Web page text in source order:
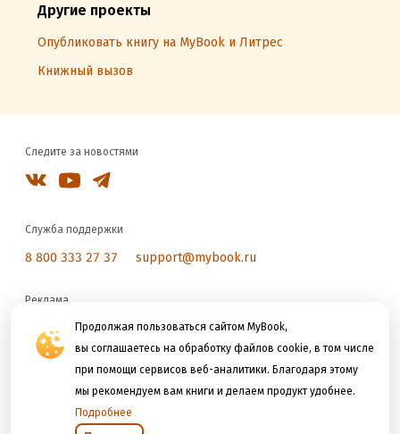
Продолжая пользоваться сайтом MyBook,
вы соглашаетесь на обработку файлов cookie, в том числе
при помощи сервисов веб-аналитики. Благодаря этому
мы рекомендуем вам книги и делаем продукт удобнее.
Подробнее
Другие проекты
Опубликовать книгу на MyBook и Литрес
Книжный вызов
Следите за новостями
Служба поддержки
8 800 333 27 37 support@mybook.ru
Реклама
reklama@litres.ru
Мы принимаем к оплате